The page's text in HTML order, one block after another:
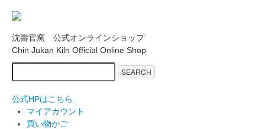
沈壽官窯 公式オンラインショップ
Chin Jukan Kiln Official Online Shop
SEARCH
公式HPはこちら
マイアカウント
買い物かご